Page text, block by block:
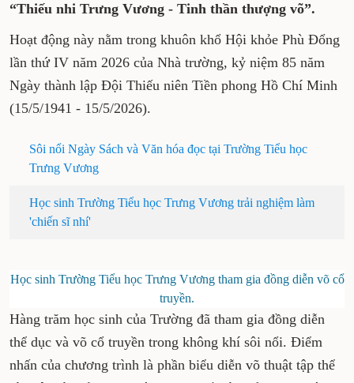
“Thiếu nhi Trưng Vương - Tinh thần thượng võ”.
Hoạt động này nằm trong khuôn khổ Hội khỏe Phù Đổng
lần thứ IV năm 2026 của Nhà trường, kỷ niệm 85 năm
Ngày thành lập Đội Thiếu niên Tiền phong Hồ Chí Minh
(15/5/1941 - 15/5/2026).
Sôi nổi Ngày Sách và Văn hóa đọc tại Trường Tiểu học
Trưng Vương
Học sinh Trường Tiểu học Trưng Vương trải nghiệm làm
'chiến sĩ nhí'
Học sinh Trường Tiểu học Trưng Vương tham gia đồng diễn võ cổ
truyền.
Hàng trăm học sinh của Trường đã tham gia đồng diễn
thể dục và võ cổ truyền trong không khí sôi nổi. Điểm
nhấn của chương trình là phần biểu diễn võ thuật tập thể